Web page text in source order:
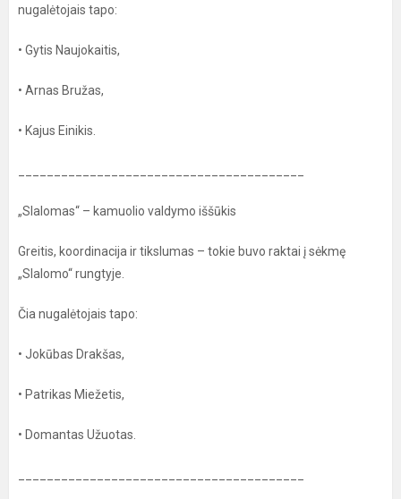
nugalėtojais tapo:
• Gytis Naujokaitis,
• Arnas Bružas,
• Kajus Einikis.
„Slalomas“ – kamuolio valdymo iššūkis
Greitis, koordinacija ir tikslumas – tokie buvo raktai į sėkmę
„Slalomo“ rungtyje.
Čia nugalėtojais tapo:
• Jokūbas Drakšas,
• Patrikas Miežetis,
• Domantas Užuotas.